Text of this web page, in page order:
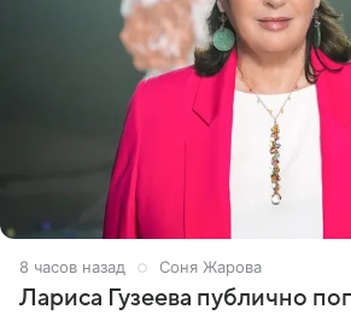
8 часов назад Соня Жарова
Лариса Гузеева публично